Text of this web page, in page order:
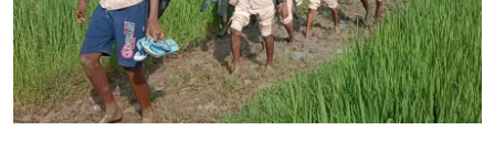
Tamilnadu
National
World